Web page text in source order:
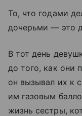
То, что годами
дочерьми — это
В тот день
до того, как они
он вызывал их к
им газовым
жизнь сестры,